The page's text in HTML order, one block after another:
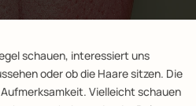
schauen, interessiert uns
oder ob die Haare sitzen. Die
Vielleicht schauen